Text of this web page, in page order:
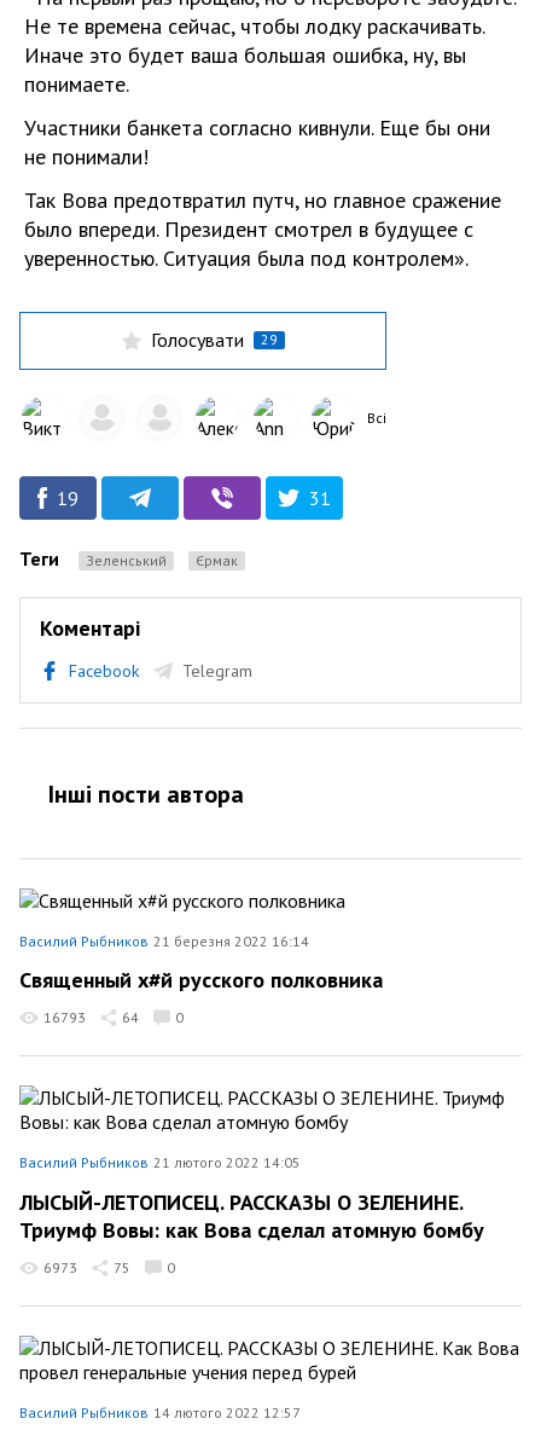
Не те времена сейчас, чтобы лодку раскачивать.
Иначе это будет ваша большая ошибка, ну, вы
понимаете.
Участники банкета согласно кивнули. Еще бы они
не понимали!
Так Вова предотвратил путч, но главное сражение
было впереди. Президент смотрел в будущее с
уверенностью. Ситуация была под контролем».
Голосувати 29
Всі
19 31
Теги Зеленський Єрмак
Коментарі
Facebook Telegram
Інші пости автора
Василий Рыбников 21 березня 2022 16:14
Священный х#й русского полковника
16793 64 0
Василий Рыбников 21 лютого 2022 14:05
ЛЫСЫЙ-ЛЕТОПИСЕЦ. РАССКАЗЫ О ЗЕЛЕНИНЕ.
Триумф Вовы: как Вова сделал атомную бомбу
6973 75 0
Василий Рыбников 14 лютого 2022 12:57